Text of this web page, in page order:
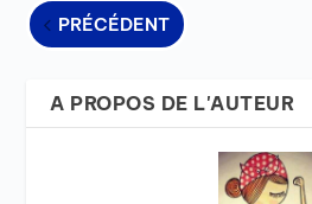
PRÉCÉDENT
A PROPOS DE L'AUTEUR